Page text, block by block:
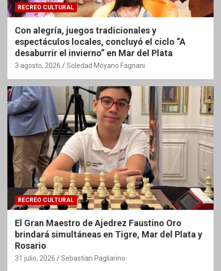
RECREO CULTURAL
Con alegría, juegos tradicionales y
espectáculos locales, concluyó el ciclo “A
desaburrir el invierno” en Mar del Plata
3 agosto, 2026 Soledad Moyano Fagnani
RECREO CULTURAL
El Gran Maestro de Ajedrez Faustino Oro
brindará simultáneas en Tigre, Mar del Plata y
Rosario
31 julio, 2026 Sebastian Pagliarino